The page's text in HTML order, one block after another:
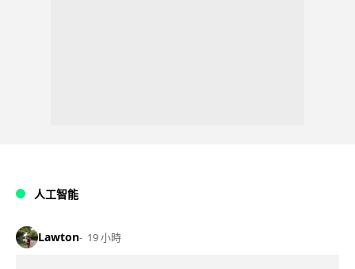
人工智能
Lawton 19 小時